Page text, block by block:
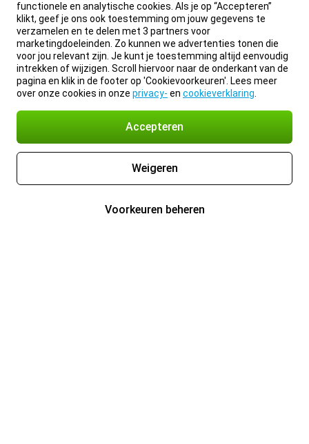
functionele en analytische cookies. Als je op “Accepteren”
klikt, geef je ons ook toestemming om jouw gegevens te
verzamelen en te delen met 3 partners voor
marketingdoeleinden. Zo kunnen we advertenties tonen die
voor jou relevant zijn. Je kunt je toestemming altijd eenvoudig
intrekken of wijzigen. Scroll hiervoor naar de onderkant van de
pagina en klik in de footer op 'Cookievoorkeuren'. Lees meer
over onze cookies in onze privacy- en cookieverklaring
Accepteren
Weigeren
Voorkeuren beheren